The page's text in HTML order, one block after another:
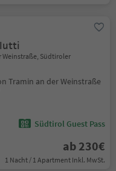
Weinstraße, Südtiroler
Tramin an der Weinstraße
Südtirol Guest Pass
ab 230€
1 Nacht / 1 Apartment Inkl. MwSt.